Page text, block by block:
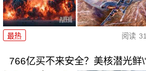
最热 阅读
766亿买不来安全？美核潜光鲜